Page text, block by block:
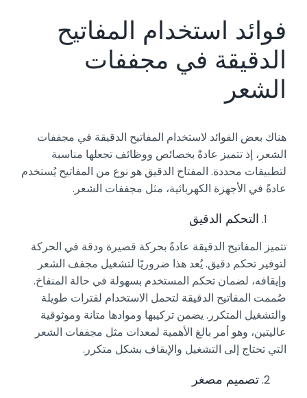
فوائد استخدام المفاتيح
الدقيقة في مجففات
الشعر
هناك بعض الفوائد لاستخدام المفاتيح الدقيقة في مجففات
الشعر، إذ تتميز عادةً بخصائص ووظائف تجعلها مناسبة
لتطبيقات محددة. المفتاح الدقيق هو نوع من المفاتيح يُستخدم
عادةً في الأجهزة الكهربائية، مثل مجففات الشعر.
التحكم الدقيق
تتميز المفاتيح الدقيقة عادةً بحركة قصيرة ودقة في الحركة
لتوفير تحكم دقيق. يُعد هذا ضروريًا لتشغيل مجفف الشعر
وإيقافه، لضمان تحكم المستخدم بسهولة في حالة المنفاخ.
صُممت المفاتيح الدقيقة لتحمل الاستخدام لفترات طويلة
والتشغيل المتكرر. يضمن تركيبها وموادها متانة وموثوقية
عاليتين، وهو أمر بالغ الأهمية لمعدات مثل مجففات الشعر
التي تحتاج إلى التشغيل والإيقاف بشكل متكرر.
تصميم مصغر